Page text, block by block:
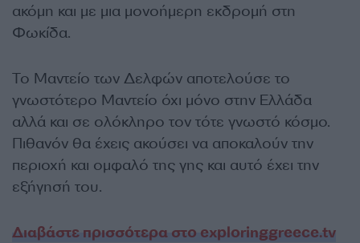
ακόμη και με μια μονοήμερη εκδρομή στη
Φωκίδα.
Το Μαντείο των Δελφών αποτελούσε το
γνωστότερο Μαντείο όχι μόνο στην Ελλάδα
αλλά και σε ολόκληρο τον τότε γνωστό κόσμο.
Πιθανόν θα έχεις ακούσει να αποκαλούν την
περιοχή και ομφαλό της γης και αυτό έχει την
εξήγησή του.
Διαβάστε πρισσότερα στο exploringgreece.tv